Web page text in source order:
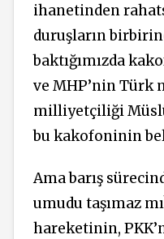
ihanetinden
duruşların
baktığımızda
ve MHP’nin Türk
milliyetçiliği
bu kakofoninin
Ama barış
umudu taşımaz
hareketinin,